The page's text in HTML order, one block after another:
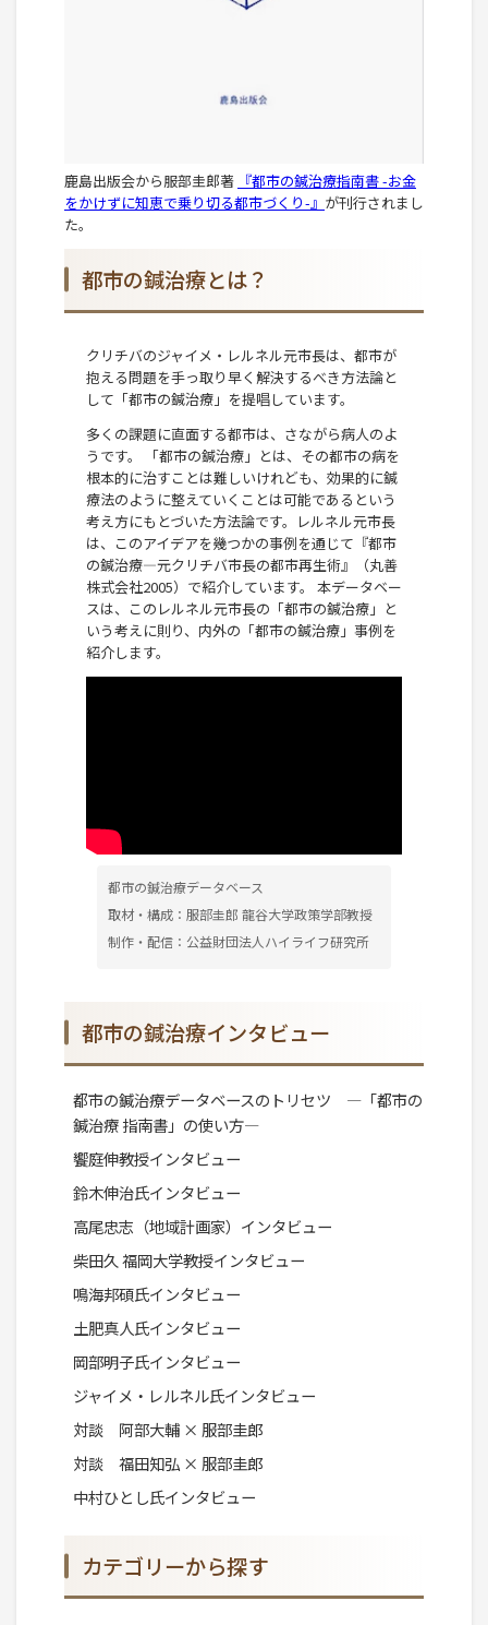
鹿島出版会から服部圭郎著 『都市の鍼治療指南書 -お金
をかけずに知恵で乗り切る都市づくり-』 が刊行されまし
た。
都市の鍼治療とは？
クリチバのジャイメ・レルネル元市長は、都市が
抱える問題を手っ取り早く解決するべき方法論と
して「都市の鍼治療」を提唱しています。
多くの課題に直面する都市は、さながら病人のよ
うです。 「都市の鍼治療」とは、その都市の病を
根本的に治すことは難しいけれども、効果的に鍼
療法のように整えていくことは可能であるという
考え方にもとづいた方法論です。レルネル元市長
は、このアイデアを幾つかの事例を通じて『都市
の鍼治療―元クリチバ市長の都市再生術』（丸善
株式会社2005）で紹介しています。 本データベー
スは、このレルネル元市長の「都市の鍼治療」と
いう考えに則り、内外の「都市の鍼治療」事例を
紹介します。
都市の鍼治療データベース
取材・構成：服部圭郎 龍谷大学政策学部教授
制作・配信：公益財団法人ハイライフ研究所
都市の鍼治療インタビュー
都市の鍼治療データベースのトリセツ ―「都市の
鍼治療 指南書」の使い方―
饗庭伸教授インタビュー
鈴木伸治氏インタビュー
高尾忠志（地域計画家）インタビュー
柴田久 福岡大学教授インタビュー
鳴海邦碩氏インタビュー
土肥真人氏インタビュー
岡部明子氏インタビュー
ジャイメ・レルネル氏インタビュー
対談 阿部大輔 × 服部圭郎
対談 福田知弘 × 服部圭郎
中村ひとし氏インタビュー
カテゴリーから探す